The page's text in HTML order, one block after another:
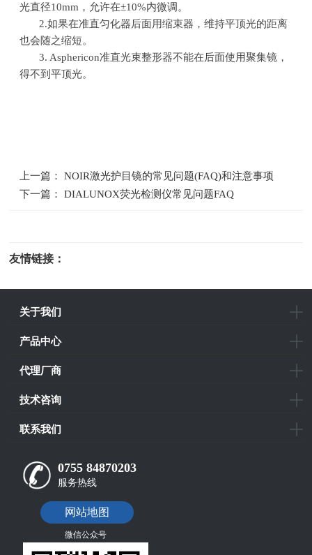
光直径10mm ，允许在±10%内微调。
2.如果在准直匀化器后面用缩束器，维持平顶光的距离
也会随之缩短。
3. Asphericon准直光束整形器不能在后面使用聚集镜，
得不到平顶光。
上一篇： NOIR激光护目镜的常见问题(FAQ)和注意事项
下一篇： DIALUNOX荧光检测仪常见问题FAQ
友情链接：
关于我们
产品中心
代理厂商
技术咨询
联系我们
0755 84870203
服务热线
网站地图
微信公众号